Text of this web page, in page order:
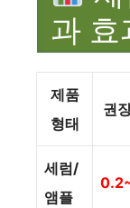
과 효
제품
형태
권
세럼/
앰플